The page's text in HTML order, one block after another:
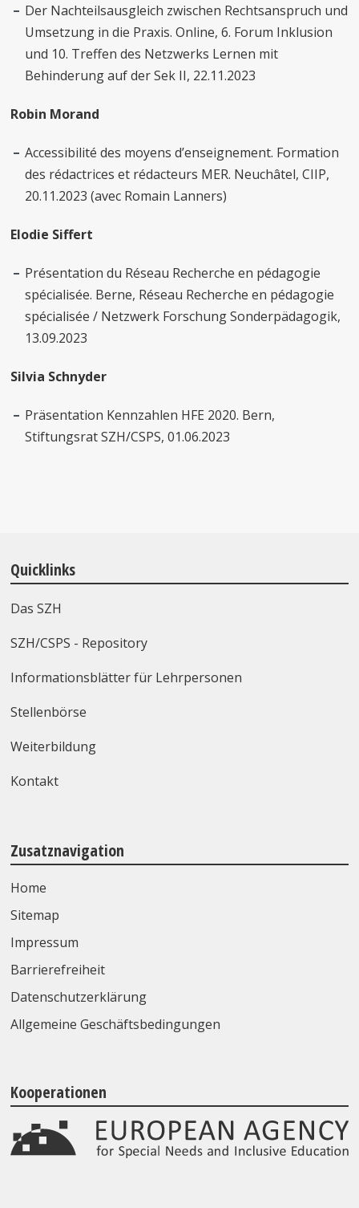
Der Nachteilsausgleich zwischen Rechtsanspruch und
Umsetzung in die Praxis. Online, 6. Forum Inklusion
und 10. Treffen des Netzwerks Lernen mit
Behinderung auf der Sek II, 22.11.2023
Robin Morand
Accessibilité des moyens d’enseignement. Formation
des rédactrices et rédacteurs MER. Neuchâtel, CIIP,
20.11.2023 (avec Romain Lanners)
Elodie Siffert
Présentation du Réseau Recherche en pédagogie
spécialisée. Berne, Réseau Recherche en pédagogie
spécialisée / Netzwerk Forschung Sonderpädagogik,
13.09.2023
Silvia Schnyder
Präsentation Kennzahlen HFE 2020. Bern,
Stiftungsrat SZH/CSPS, 01.06.2023
Quicklinks
Das SZH
SZH/CSPS - Repository
Informationsblätter für Lehrpersonen
Stellenbörse
Weiterbildung
Kontakt
Zusatznavigation
Home
Sitemap
Impressum
Barrierefreiheit
Datenschutzerklärung
Allgemeine Geschäftsbedingungen
Kooperationen